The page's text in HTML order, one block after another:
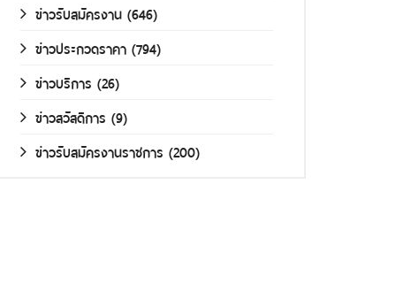
ข่าวรับสมัครงาน (646)
ข่าวประกวดราคา (794)
ข่าวบริการ (26)
ข่าวสวัสดิการ (9)
ข่าวรับสมัครงานราชการ (200)